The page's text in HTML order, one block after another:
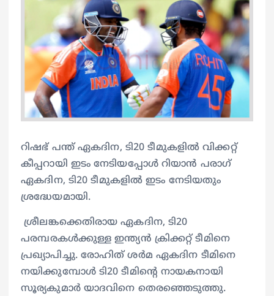
റിഷഭ് പന്ത് ഏകദിന, ടി20 ടീമുകളില്‍ വിക്കറ്റ്
കീപ്പറായി ഇടം നേടിയപ്പോൾ റിയാന്‍ പരാഗ്
ഏകദിന, ടി20 ടീമുകളില്‍ ഇടം നേടിയതും
ശ്രദ്ധേയമായി.
ശ്രീലങ്കക്കെതിരായ ഏകദിന, ടി20
പരമ്പരകള്‍ക്കുള്ള ഇന്ത്യൻ ക്രിക്കറ്റ് ടീമിനെ
പ്രഖ്യാപിച്ചു. രോഹിത് ശര്‍മ ഏകദിന ടീമിനെ
നയിക്കുമ്പോള്‍ ടി20 ടീമിന്‍റെ നായകനായി
സൂര്യകുമാര്‍ യാദവിനെ തെരഞ്ഞെടുത്തു.